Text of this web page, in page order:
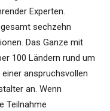
Experten.
sechzehn
Das Ganze mit
100 Ländern rund um
anspruchsvollen
an. Wenn
Teilnahme